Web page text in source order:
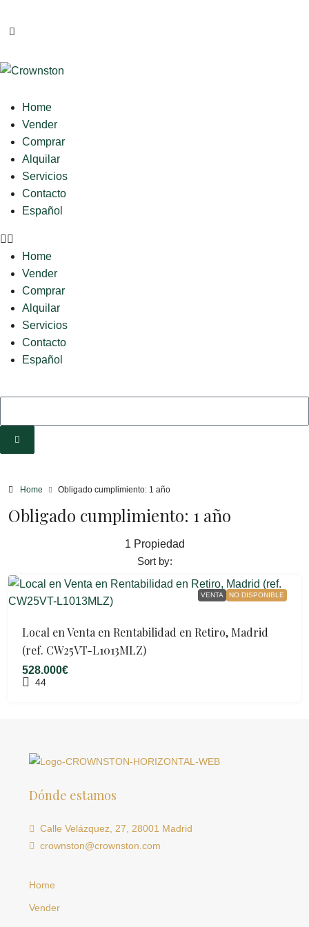
Home
Vender
Comprar
Alquilar
Servicios
Contacto
Español
Home
Vender
Comprar
Alquilar
Servicios
Contacto
Español
Home Obligado cumplimiento: 1 año
Obligado cumplimiento: 1 año
1 Propiedad
Sort by:
VENTA NO DISPONIBLE
Local en Venta en Rentabilidad en Retiro, Madrid
(ref. CW25VT-L1013MLZ)
528.000€
44
Dónde estamos
Calle Velázquez, 27, 28001 Madrid
crownston@crownston.com
Home
Vender